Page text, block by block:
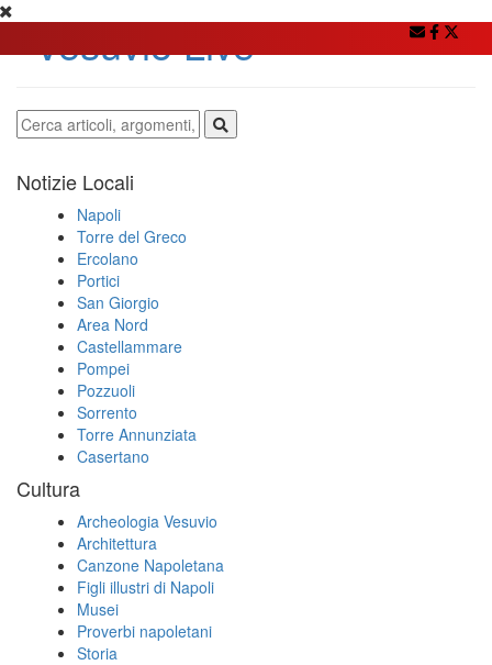
Notizie Locali
Napoli
Torre del Greco
Ercolano
Portici
San Giorgio
Area Nord
Castellammare
Pompei
Pozzuoli
Sorrento
Torre Annunziata
Casertano
Cultura
Archeologia Vesuvio
Architettura
Canzone Napoletana
Figli illustri di Napoli
Musei
Proverbi napoletani
Storia